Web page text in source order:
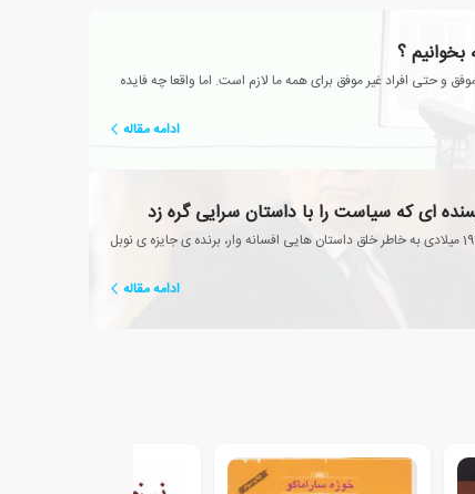
بخوانیم ؟
و حتی افراد غیر موفق برای همه ما لازم است. اما واقعا چه فایده
ادامه مقاله
ای که سیاست را با داستان سرایی گره زد
ژوزه ساراماگو در سال 1998 میلادی به خاطر خلق داستان هایی افسانه وار، برنده ی جایزه ی نوبل
ادامه مقاله